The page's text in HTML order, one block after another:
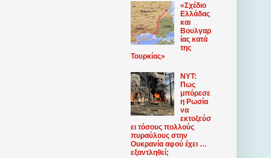
«Σχέδιο
Ελλάδας
και
Βουλγαρ
ίας κατά
της
Τουρκίας»
NYT:
Πως
μπόρεσε
η Ρωσία
να
εκτοξεύσ
ει τόσους πολλούς
πυραύλους στην
Ουκρανία αφού έχει …
εξαντληθεί;